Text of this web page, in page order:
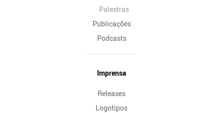
Palestras
Publicações
Podcasts
Imprensa
Releases
Logotipos